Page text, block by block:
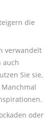
die
verwandelt
auch
Sie sie,
oder